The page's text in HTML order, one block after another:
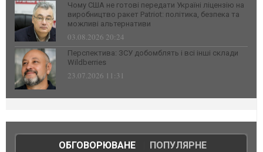
Чому США не готові передати Україні ліцензію на
виробництво ракет Patriot: політика, безпека та
можливі альтернативи
03.08.2026 20:24
Перспектива: ЗСУ добомблять і всі інші склади
Wildberries
23.07.2026 11:31
ОБГОВОРЮВАНЕ| ПОПУЛЯРНЕ